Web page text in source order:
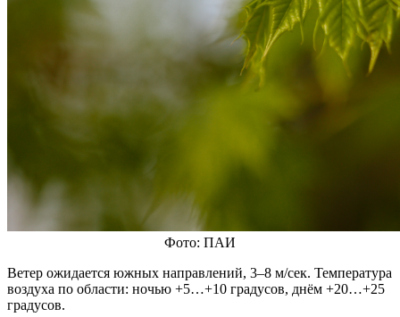
Фото: ПАИ
Ветер ожидается южных направлений, 3–8 м/сек. Температура
воздуха по области: ночью +5…+10 градусов, днём +20…+25
градусов.